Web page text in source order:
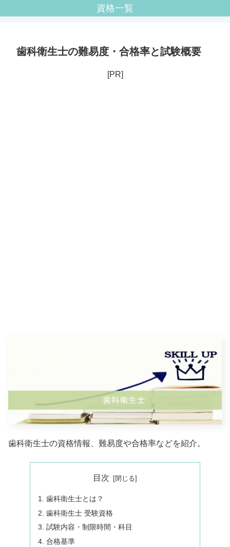
資格一覧
歯科衛生士の難易度・合格率と試験概要
[PR]
歯科衛生士の資格情報、難易度や合格率などを紹介。
目次
歯科衛生士とは？
歯科衛生士 受験資格
試験内容・制限時間・科目
合格基準